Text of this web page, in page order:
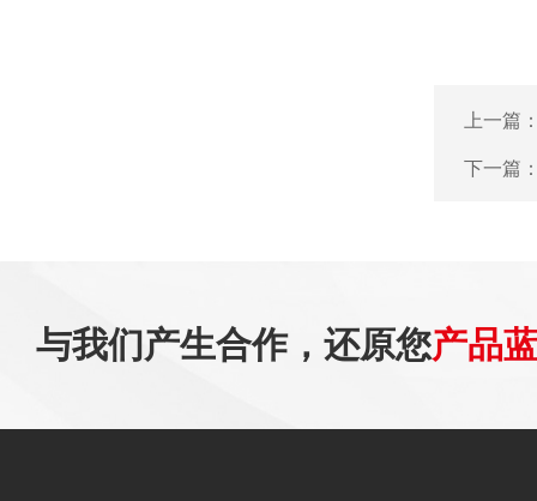
上一篇
下一篇
与我们产生合作，还原您产品